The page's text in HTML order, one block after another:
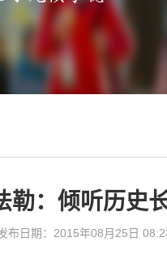
勒：倾听历史
布日期：2015年08月25日